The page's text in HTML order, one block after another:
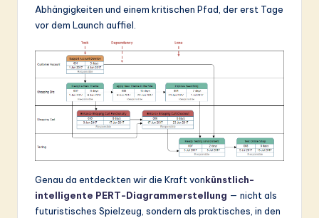
in
A
&
o
ft
w
Abhängigkeiten und einem kritischen Pfad, der erst Tage
vor dem Launch auffiel.
Genau da entdeckten wir die Kraft vonkünstlich-
intelligente PERT-Diagrammerstellung — nicht als
futuristisches Spielzeug, sondern als praktisches, in den